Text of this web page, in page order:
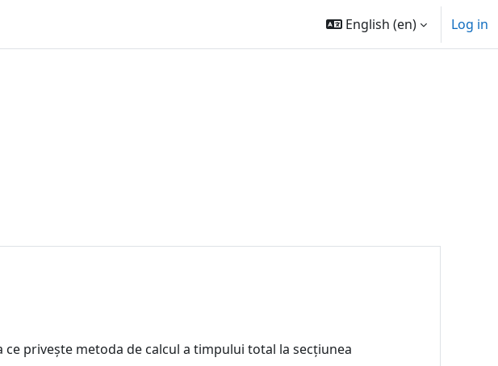
English ‎(en)‎ Log in
privește metoda de calcul a timpului total la secțiunea